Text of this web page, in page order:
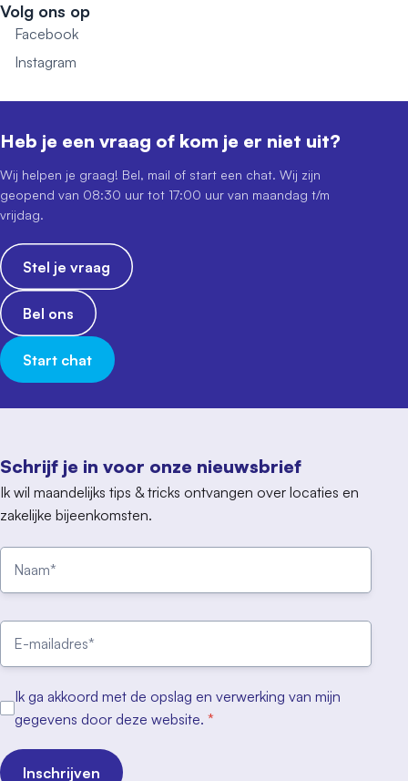
Volg ons op
Facebook
Instagram
Schrijf je in voor onze nieuwsbrief
Ik wil maandelijks tips & tricks ontvangen over locaties en
zakelijke bijeenkomsten.
Ik ga akkoord met de opslag en verwerking van mijn
gegevens door deze website. *
Inschrijven
Heb je een vraag of kom je er niet uit?
Wij helpen je graag! Bel, mail of start een chat. Wij zijn
geopend van 08:30 uur tot 17:00 uur van maandag t/m
vrijdag.
Stel je vraag
Bel ons
Start chat